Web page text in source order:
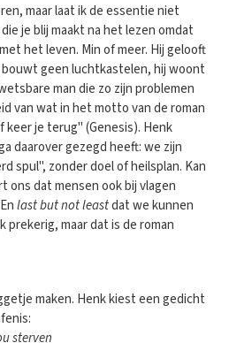
maar laat ik de essentie niet
je blij maakt na het lezen omdat
het leven. Min of meer. Hij gelooft
geen luchtkastelen, hij woont
man die zo zijn problemen
van wat in het motto van de roman
je terug" (Genesis). Henk
daarover gezegd heeft: we zijn
spul", zonder doel of heilsplan. Kan
ons dat mensen ook bij vlagen
last but not leastdat we kunnen
prekerig, maar dat is de roman
maken. Henk kiest een gedicht
sterven